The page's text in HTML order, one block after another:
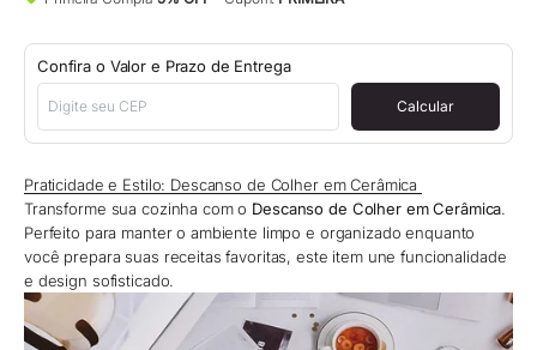
Confira o Valor e Prazo de Entrega
Calcular
Praticidade e Estilo: Descanso de Colher em Cerâmica
Transforme sua cozinha com o Descanso de Colher em Cerâmica.
Perfeito para manter o ambiente limpo e organizado enquanto
você prepara suas receitas favoritas, este item une funcionalidade
e design sofisticado.